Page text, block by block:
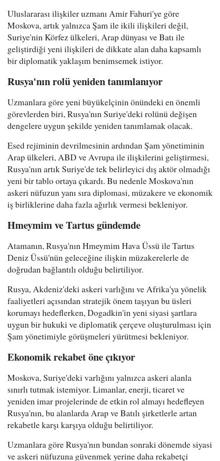
Uluslararası ilişkiler uzmanı Amir Fahuri'ye göre
Moskova, artık yalnızca Şam ile ikili ilişkileri değil,
Suriye'nin Körfez ülkeleri, Arap dünyası ve Batı ile
geliştirdiği yeni ilişkileri de dikkate alan daha kapsamlı
bir diplomatik yaklaşım benimsemek istiyor.
Rusya'nın rolü yeniden tanımlanıyor
Uzmanlara göre yeni büyükelçinin önündeki en önemli
görevlerden biri, Rusya'nın Suriye'deki rolünü değişen
dengelere uygun şekilde yeniden tanımlamak olacak.
Esed rejiminin devrilmesinin ardından Şam yönetiminin
Arap ülkeleri, ABD ve Avrupa ile ilişkilerini geliştirmesi,
Rusya'nın artık Suriye'de tek belirleyici dış aktör olmadığı
yeni bir tablo ortaya çıkardı. Bu nedenle Moskova'nın
askeri nüfuzun yanı sıra diplomasi, müzakere ve ekonomik
iş birliklerine daha fazla ağırlık vermesi bekleniyor.
Hmeymim ve Tartus gündemde
Atamanın, Rusya'nın Hmeymim Hava Üssü ile Tartus
Deniz Üssü'nün geleceğine ilişkin müzakerelerle de
doğrudan bağlantılı olduğu belirtiliyor.
Rusya, Akdeniz'deki askeri varlığını ve Afrika'ya yönelik
faaliyetleri açısından stratejik önem taşıyan bu üsleri
korumayı hedeflerken, Dogadkin'in yeni siyasi şartlara
uygun bir hukuki ve diplomatik çerçeve oluşturulması için
Şam yönetimiyle görüşmeleri yürütmesi bekleniyor.
Ekonomik rekabet öne çıkıyor
Moskova, Suriye'deki varlığını yalnızca askeri alanla
sınırlı tutmak istemiyor. Limanlar, enerji, ticaret ve
yeniden imar projelerinde de etkin rol almayı hedefleyen
Rusya'nın, bu alanlarda Arap ve Batılı şirketlerle artan
rekabetle karşı karşıya olduğu belirtiliyor.
Uzmanlara göre Rusya'nın bundan sonraki dönemde siyasi
ve askeri nüfuzuna güvenmek yerine daha rekabetçi